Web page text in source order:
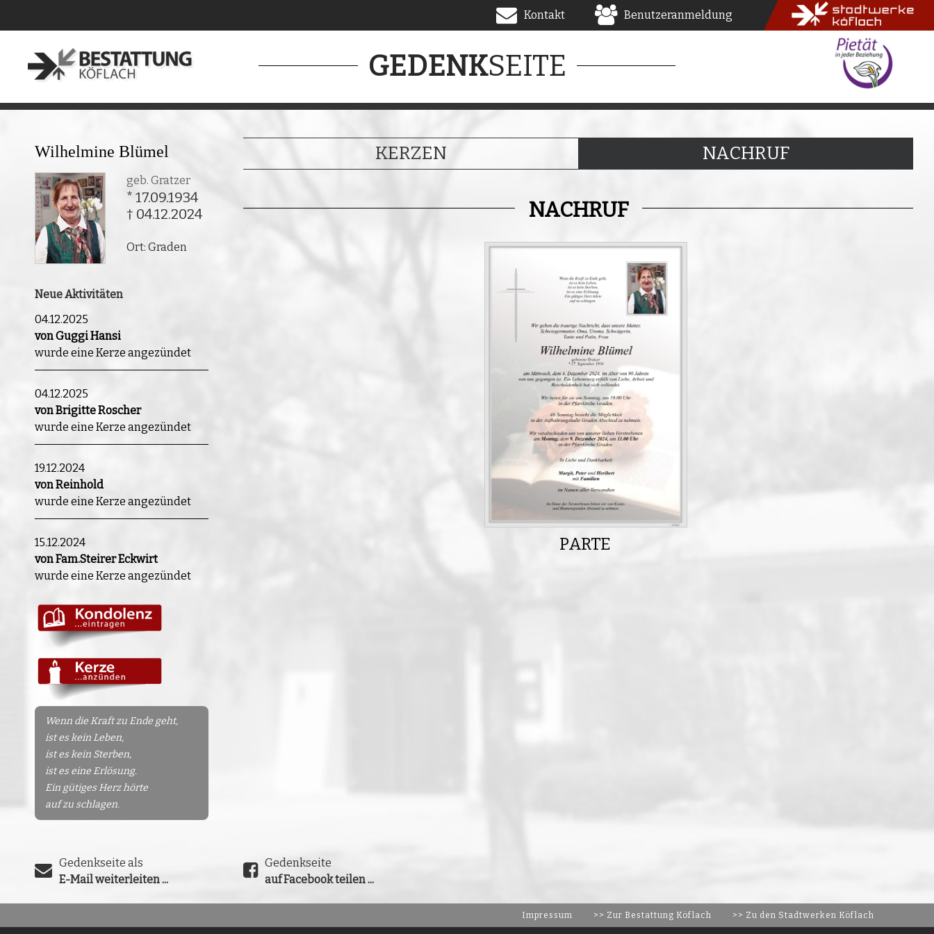
Kontakt Benutzeranmeldung
GEDENKSEITE
Wilhelmine Blümel
geb. Gratzer
* 17.09.1934
† 04.12.2024
Ort: Graden
Neue Aktivitäten
04.12.2025
von Guggi Hansi
wurde eine Kerze angezündet
04.12.2025
von Brigitte Roscher
wurde eine Kerze angezündet
19.12.2024
von Reinhold
wurde eine Kerze angezündet
15.12.2024
von Fam.Steirer Eckwirt
wurde eine Kerze angezündet
Wenn die Kraft zu Ende geht,
ist es kein Leben,
ist es kein Sterben,
ist es eine Erlösung.
Ein gütiges Herz hörte
auf zu schlagen.
KERZEN NACHRUF
NACHRUF
PARTE
Gedenkseite als
E-Mail weiterleiten ...
Gedenkseite
auf Facebook teilen ...
Impressum >> Zur Bestattung Köflach >> Zu den Stadtwerken Köflach